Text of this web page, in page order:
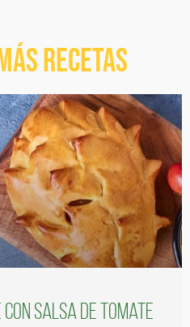
recetas
con salsa de tomate